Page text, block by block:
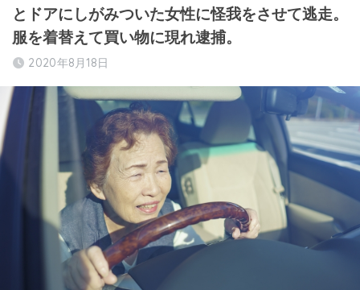
とドアにしがみついた女性に怪我をさせて逃走。
服を着替えて買い物に現れ逮捕。
2020年8月18日